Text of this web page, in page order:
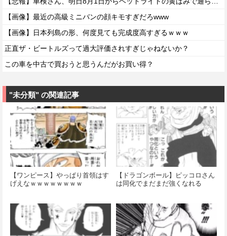
【画像】最近の高級ミニバンの顔キモすぎだろwww
【画像】日本列島の形、何度見ても完成度高すぎるｗｗｗ
正直ザ・ビートルズって過大評価されすぎじゃねないか？
この車を中古で買おうと思うんだがお買い得？
"未分類" の関連記事
【ワンピース】やっぱり首領はす
げえなｗｗｗｗｗｗｗｗ
【ドラゴンボール】ピッコロさん
は同化でまだまだ強くなれる